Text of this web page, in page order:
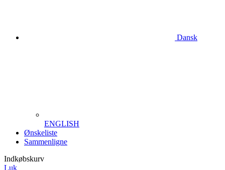
Dansk
ENGLISH
Ønskeliste
Sammenligne
Indkøbskurv
Luk